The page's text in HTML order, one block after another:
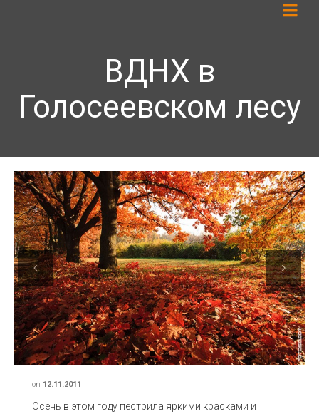
ВДНХ в
Голосеевском лесу
Previous Next
on 12.11.2011
Осень в этом году пестрила яркими красками и